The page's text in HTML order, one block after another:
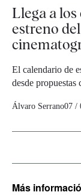
Llega a los
estreno
El calendario de
desde
Álvaro Serrano07 /
Más